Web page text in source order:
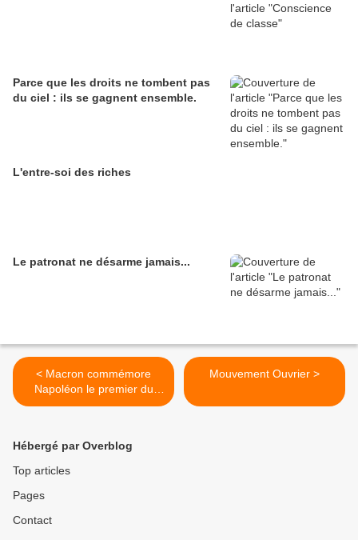
Parce que les droits ne tombent pas
du ciel : ils se gagnent ensemble.
L'entre-soi des riches
Le patronat ne désarme jamais...
< Macron commémore
Napoléon le premier du
prénom
Mouvement Ouvrier >
Hébergé par Overblog
Top articles
Pages
Contact